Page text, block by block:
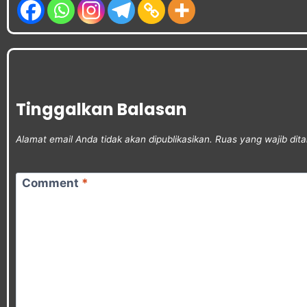
Tinggalkan Balasan
Alamat email Anda tidak akan dipublikasikan. Ruas yang wajib
Comment *